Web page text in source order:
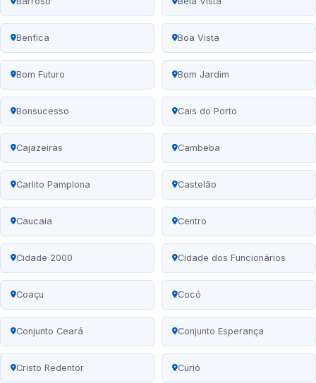
Benfica Boa Vista
Bom Futuro Bom Jardim
Bonsucesso Cais do Porto
Cajazeiras Cambeba
Carlito Pamplona Castelão
Caucaia Centro
Cidade 2000 Cidade dos Funcionários
Coaçu Cocó
Conjunto Ceará Conjunto Esperança
Cristo Redentor Curió